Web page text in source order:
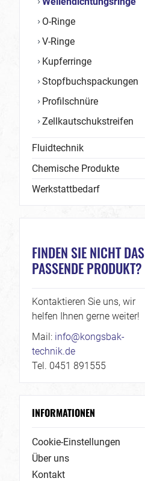
O-Ringe
V-Ringe
Kupferringe
Stopfbuchspackungen
Profilschnüre
Zellkautschukstreifen
Fluidtechnik
Chemische Produkte
Werkstattbedarf
FINDEN SIE NICHT DAS
PASSENDE PRODUKT?
Kontaktieren Sie uns, wir
helfen Ihnen gerne weiter!
Mail: info@kongsbak-
technik.de
Tel. 0451 891555
INFORMATIONEN
Cookie-Einstellungen
Über uns
Kontakt